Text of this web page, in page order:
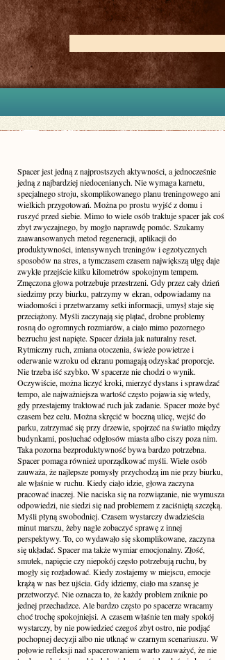
Spacer jest jedną z najprostszych aktywności, a jednocześnie
jedną z najbardziej niedocenianych. Nie wymaga karnetu,
specjalnego stroju, skomplikowanego planu treningowego ani
wielkich przygotowań. Można po prostu wyjść z domu i
ruszyć przed siebie. Mimo to wiele osób traktuje spacer jak coś
zbyt zwyczajnego, by mogło naprawdę pomóc. Szukamy
zaawansowanych metod regeneracji, aplikacji do
produktywności, intensywnych treningów i egzotycznych
sposobów na stres, a tymczasem czasem największą ulgę daje
zwykłe przejście kilku kilometrów spokojnym tempem.
Zmęczona głowa potrzebuje przestrzeni. Gdy przez cały dzień
siedzimy przy biurku, patrzymy w ekran, odpowiadamy na
wiadomości i przetwarzamy setki informacji, umysł staje się
przeciążony. Myśli zaczynają się plątać, drobne problemy
rosną do ogromnych rozmiarów, a ciało mimo pozornego
bezruchu jest napięte. Spacer działa jak naturalny reset.
Rytmiczny ruch, zmiana otoczenia, świeże powietrze i
oderwanie wzroku od ekranu pomagają odzyskać proporcje.
Nie trzeba iść szybko. W spacerze nie chodzi o wynik.
Oczywiście, można liczyć kroki, mierzyć dystans i sprawdzać
tempo, ale najważniejsza wartość często pojawia się wtedy,
gdy przestajemy traktować ruch jak zadanie. Spacer może być
czasem bez celu. Można skręcić w boczną ulicę, wejść do
parku, zatrzymać się przy drzewie, spojrzeć na światło między
budynkami, posłuchać odgłosów miasta albo ciszy poza nim.
Taka pozorna bezproduktywność bywa bardzo potrzebna.
Spacer pomaga również uporządkować myśli. Wiele osób
zauważa, że najlepsze pomysły przychodzą im nie przy biurku,
ale właśnie w ruchu. Kiedy ciało idzie, głowa zaczyna
pracować inaczej. Nie naciska się na rozwiązanie, nie wymusza
odpowiedzi, nie siedzi się nad problemem z zaciśniętą szczęką.
Myśli płyną swobodniej. Czasem wystarczy dwadzieścia
minut marszu, żeby nagle zobaczyć sprawę z innej
perspektywy. To, co wydawało się skomplikowane, zaczyna
się układać. Spacer ma także wymiar emocjonalny. Złość,
smutek, napięcie czy niepokój często potrzebują ruchu, by
mogły się rozładować. Kiedy zostajemy w miejscu, emocje
krążą w nas bez ujścia. Gdy idziemy, ciało ma szansę je
przetworzyć. Nie oznacza to, że każdy problem zniknie po
jednej przechadzce. Ale bardzo często po spacerze wracamy
choć trochę spokojniejsi. A czasem właśnie ten mały spokój
wystarczy, by nie powiedzieć czegoś zbyt ostro, nie podjąć
pochopnej decyzji albo nie utknąć w czarnym scenariuszu. W
połowie refleksji nad spacerowaniem warto zauważyć, że nie